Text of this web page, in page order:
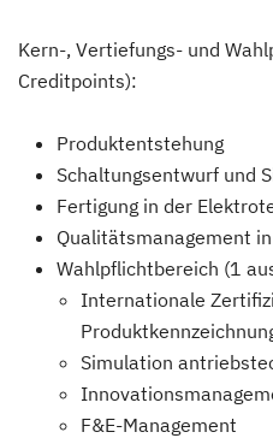
Kern-, Vertiefungs- und
Creditpoints):
Produktentstehung
Schaltungsentwurf und
Fertigung in der
Qualitätsmanagement
Wahlpflichtbereich (1
Internationale
Simulation
F&E-Management